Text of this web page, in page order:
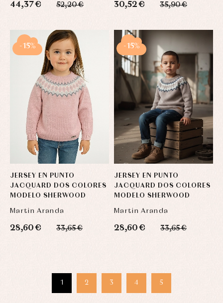
44,37 € 52,20 € 30,52 € 35,90 €
JERSEY EN PUNTO
JACQUARD DOS COLORES
MODELO SHERWOOD
Martin Aranda
28,60 € 33,65 €
-15%
JERSEY EN PUNTO
JACQUARD DOS COLORES
MODELO SHERWOOD
Martin Aranda
28,60 € 33,65 €
-15%
1 2 3 4 5